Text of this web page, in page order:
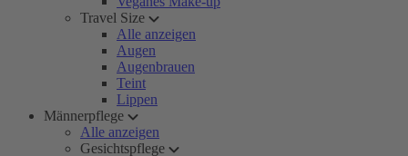
Travel Size
Alle anzeigen
Augen
Augenbrauen
Teint
Lippen
Männerpflege
Alle anzeigen
Gesichtspflege